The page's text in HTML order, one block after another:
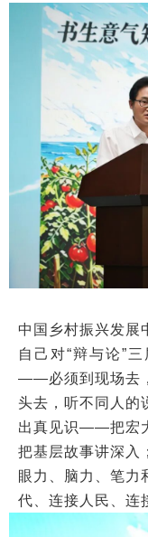
中国乡村振兴发展
自己对“辩与论”
——必须到现场去
头去，听不同人的
出真见识——把宏
把基层故事讲深
眼力、脑力、笔力
代、连接人民、连